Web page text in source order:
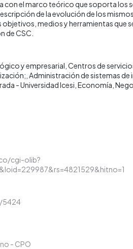
con el marco teórico que soporta los
de la evolución de los mismos.
medios y herramientas que
de CSC.
y empresarial Centros de
Administración de sistemas
- Universidad Icesi Economía
cgi-olib?
5424
- CPO